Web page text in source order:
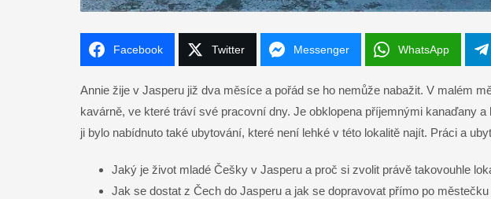
Facebook Twitter Messenger WhatsApp
Annie žije v Jasperu již dva měsíce a pořád se ho nemůže nabažit. V malém
kavárně, ve které tráví své pracovní dny. Je obklopena příjemnými kanaďany
ji bylo nabídnuto také ubytování, které není lehké v této lokalitě najít. Práci a
Jaký je život mladé Češky v Jasperu a proč si zvolit právě takovouhle
Jak se dostat z Čech do Jasperu a jak se dopravovat přímo po